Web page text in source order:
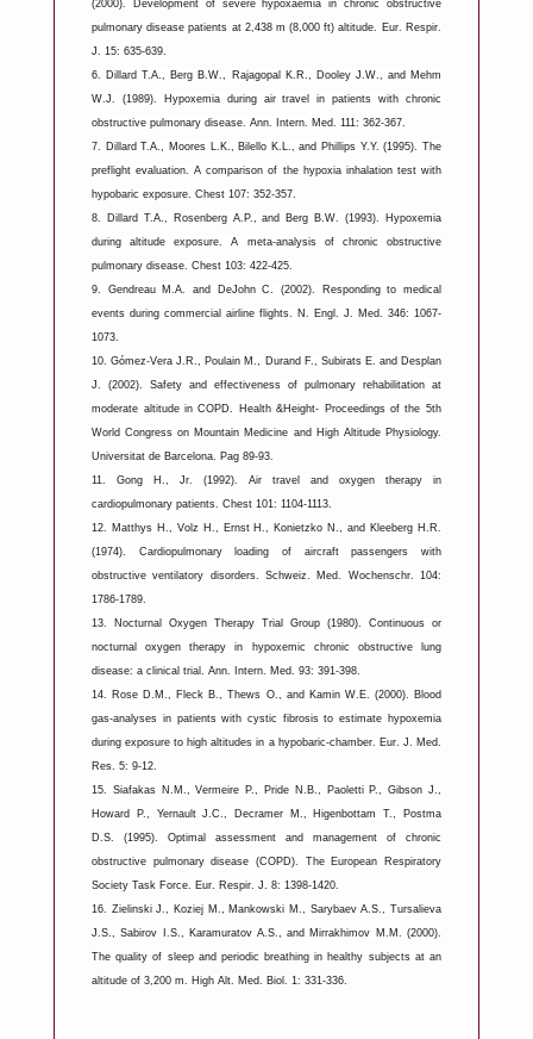
(2000). Development of severe hypoxaemia in chronic obstructive
pulmonary disease patients at 2,438 m (8,000 ft) altitude. Eur. Respir.
J. 15: 635-639.
6. Dillard T.A., Berg B.W., Rajagopal K.R., Dooley J.W., and Mehm
W.J. (1989). Hypoxemia during air travel in patients with chronic
obstructive pulmonary disease. Ann. Intern. Med. 111: 362-367.
7. Dillard T.A., Moores L.K., Bilello K.L., and Phillips Y.Y. (1995). The
preflight evaluation. A comparison of the hypoxia inhalation test with
hypobaric exposure. Chest 107: 352-357.
8.
Dillard T.A., Rosenberg A.P., and Berg B.W. (1993). Hypoxemia
during altitude exposure. A meta-analysis of chronic obstructive
pulmonary disease. Chest 103: 422-425.
9.
Gendreau M.A. and DeJohn C. (2002). Responding to medical
events during commercial airline flights. N. Engl. J. Med. 346: 1067-
1073.
10. Gómez-Vera J.R., Poulain M., Durand F., Subirats E. and Desplan
J. (2002). Safety and effectiveness of pulmonary rehabilitation at
moderate altitude in COPD. Health &Height- Proceedings of the 5th
World Congress on Mountain Medicine and High Altitude Physiology.
Universitat de Barcelona. Pag 89-93.
11.
Gong H., Jr. (1992). Air travel and oxygen therapy in
cardiopulmonary patients. Chest 101: 1104-1113.
12. Matthys H., Volz H., Ernst H., Konietzko N., and Kleeberg H.R.
(1974). Cardiopulmonary loading of aircraft passengers with
obstructive ventilatory disorders. Schweiz. Med. Wochenschr. 104:
1786-1789.
13.
Nocturnal Oxygen Therapy Trial Group (1980). Continuous or
nocturnal oxygen therapy in hypoxemic chronic obstructive lung
disease: a clinical trial. Ann. Intern. Med. 93: 391-398.
14. Rose D.M., Fleck B., Thews O., and Kamin W.E. (2000). Blood
gas-analyses in patients with cystic fibrosis to estimate hypoxemia
during exposure to high altitudes in a hypobaric-chamber. Eur. J. Med.
Res. 5: 9-12.
15. Siafakas N.M., Vermeire P., Pride N.B., Paoletti P., Gibson J.,
Howard P., Yernault J.C., Decramer M., Higenbottam T., Postma
D.S. (1995). Optimal assessment and management of chronic
obstructive pulmonary disease (COPD). The European Respiratory
Society Task Force. Eur. Respir. J. 8: 1398-1420.
16. Zielinski J., Koziej M., Mankowski M., Sarybaev A.S., Tursalieva
J.S., Sabirov I.S., Karamuratov A.S., and Mirrakhimov M.M. (2000).
The quality of sleep and periodic breathing in healthy subjects at an
altitude of 3,200 m. High Alt. Med. Biol. 1: 331-336.